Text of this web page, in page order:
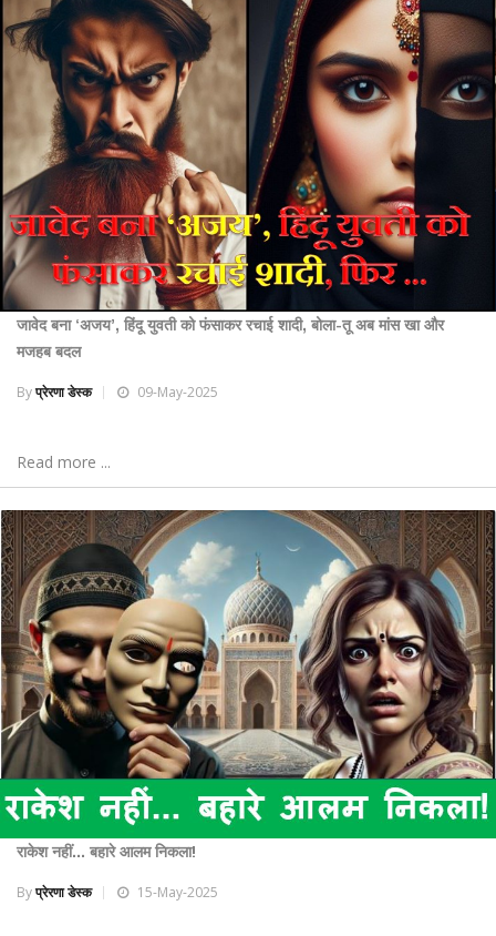
जावेद बना ‘अजय’, हिंदू युवती को फंसाकर रचाई शादी, बोला-तू अब मांस खा और
मजहब बदल
Byप्रेरणा डेस्क 09-May-2025
Read more ...
राकेश नहीं... बहारे आलम निकला!
Byप्रेरणा डेस्क 15-May-2025